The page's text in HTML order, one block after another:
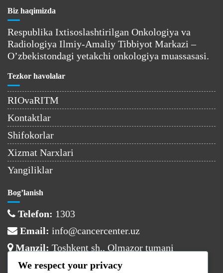
Biz haqimizda
Respublika Ixtisoslashtirilgan Onkologiya va
Radiologiya Ilmiy-Amaliy Tibbiyot Markazi –
O’zbekistondagi yetakchi onkologiya muassasasi.
Tezkor havolalar
RIOvaRITM
Kontaktlar
Shifokorlar
Xizmat Narxlari
Yangiliklar
Bog’lanish
Telefon: 1303
Email: info@cancercenter.uz
Manzil: Toshkent sh., Olmazor tumani
Ish vaqti
We respect your privacy